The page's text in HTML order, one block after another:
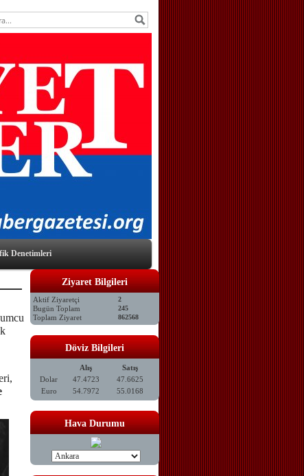
Denetimleri
Ziyaret Bilgileri
Aktif Ziyaretçi 2
Bugün Toplam 245
Toplam Ziyaret 862568
Döviz Bilgileri
Alış
Satış
Dolar
47.4723
47.6625
Euro
54.7972 55.0168
Hava Durumu